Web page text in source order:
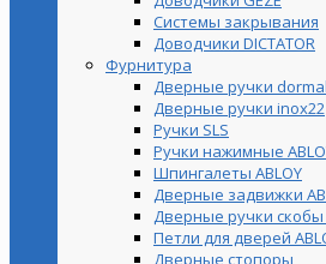
Cистемы закрывания
Доводчики DICTATOR
Фурнитура
Дверные ручки
Дверные ручки inox22
Ручки SLS
Ручки нажимные
Шпингалеты ABLOY
Дверные задвижки
Дверные ручки скобы
Петли для дверей
Дверные стопоры